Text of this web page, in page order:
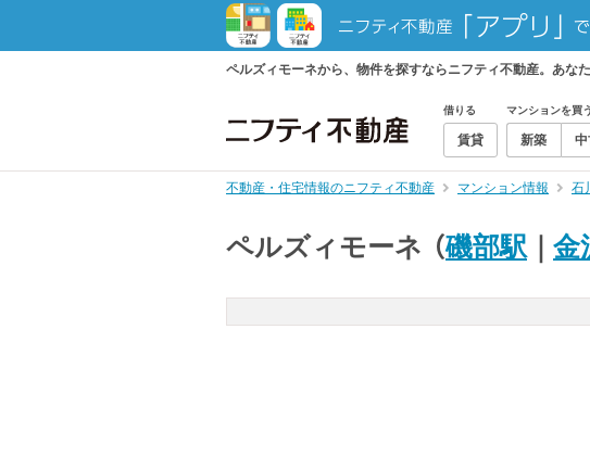
ペルズィモーネから、物件を探すならニフティ不動産。あな
借りる
賃貸
マンションを買う
新築 中
不動産・住宅情報のニフティ不動産 マンション情報 石
ペルズィモーネ （磯部駅 金